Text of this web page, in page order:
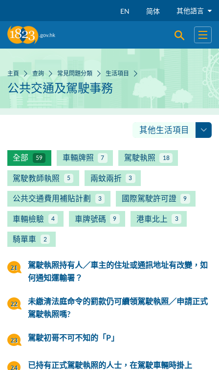
EN 简体 其他語言
開啟搜尋
開啟
主頁 查詢 常見問題分類 生活項目
公共交通及駕駛事務
其他生活項目
全部 59 車輛牌照 7 駕駛執照 18
駕駛教師執照 5 兩蚊兩折 3
公共交通費用補貼計劃 3 國際駕駛許可證 9
車輛檢驗 4 車牌號碼 9 港車北上 3
騎單車 2
駕駛執照持有人／車主的住址或通訊地址有改變，如
何通知運輸署？
未繳清法庭命令的罰款仍可續領駕駛執照／申請正式
駕駛執照嗎?
駕駛初哥不可不知的「P」
已持有正式駕駛執照的人士，在駕駛車輛時掛上